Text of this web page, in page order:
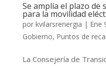
Se amplía el plazo de
para la movilidad
por kvilarsrenergia | Ene
Gobierno, Puntos de
La Consejería de